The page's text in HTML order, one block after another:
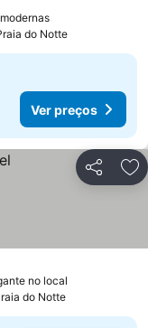
do Notte
Ver preços
Partilhar
no local
do Notte